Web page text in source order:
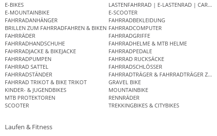
E-BIKES
LASTENFAHRRAD | E-LASTENRAD |
E-MOUNTAINBIKE
E-SCOOTER
FAHRRADANHÄNGER
FAHRRADBEKLEIDUNG
BRILLEN ZUM FAHRRADFAHREN & BIKEN FAHRRADCOMPUTER
FAHRRÄDER
FAHRRADGRIFFE
FAHRRADHANDSCHUHE
FAHRRADHELME & MTB HELME
FAHRRADJACKE & BIKEJACKE
FAHRRADPEDALE
FAHRRADPUMPEN
FAHRRAD RUCKSÄCKE
FAHRRAD SATTEL
FAHRRADSCHLÖSSER
FAHRRADSTÄNDER
FAHRRADTRÄGER & FAHRRADTRÄGER
FAHRRAD TRIKOT & BIKE TRIKOT
GRAVEL BIKE
KINDER- & JUGENDBIKES
MOUNTAINBIKE
MTB PROTEKTOREN
RENNRÄDER
SCOOTER
TREKKINGBIKES & CITYBIKES
Laufen & Fitness